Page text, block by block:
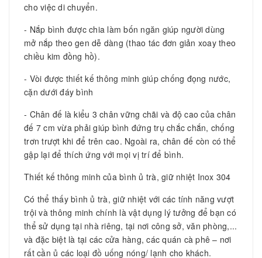
cho việc di chuyển.
- Nắp bình được chia làm bốn ngăn giúp người dùng
mở nắp theo gen dễ dàng (thao tác đơn giản xoay theo
chiều kim đồng hồ).
- Vòi được thiết kế thông minh giúp chống đọng nước,
cặn dưới đáy bình
- Chân đế là kiểu 3 chân vững chãi và độ cao của chân
đế 7 cm vừa phải giúp bình đứng trụ chắc chắn, chống
trơn trượt khi để trên cao. Ngoài ra, chân đế còn có thể
gập lại để thích ứng với mọi vị trí để bình.
Thiết kế thông minh của bình ủ trà, giữ nhiệt Inox 304
Có thể thấy bình ủ trà, giữ nhiệt với các tính năng vượt
trội và thông minh chính là vật dụng lý tưởng để bạn có
thể sử dụng tại nhà riêng, tại nơi công sở, văn phòng,...
và đặc biệt là tại các cửa hàng, các quán cà phê – nơi
rất cần ủ các loại đồ uống nóng/ lạnh cho khách.